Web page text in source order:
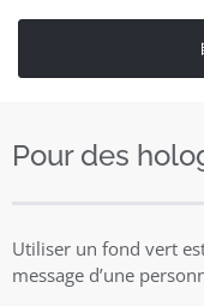
Pour des
Utiliser un fond vert
message d’une